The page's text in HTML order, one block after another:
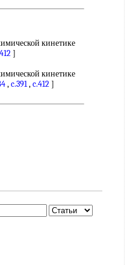
кинетике
]
кинетике
,c.391,c.412]